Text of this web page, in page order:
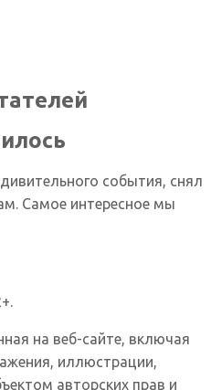
события, снял
Самое интересное мы
на веб-сайте, включая
иллюстрации,
авторских прав и